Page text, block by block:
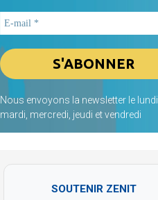
Nous envoyons la newsletter le lundi,
mardi, mercredi, jeudi et vendredi
SOUTENIR ZENIT